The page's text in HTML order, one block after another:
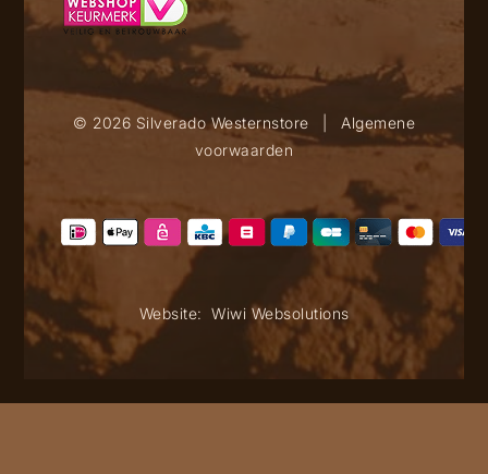
© 2026 Silverado Westernstore
Algemene
voorwaarden
Website: Wiwi Websolutions